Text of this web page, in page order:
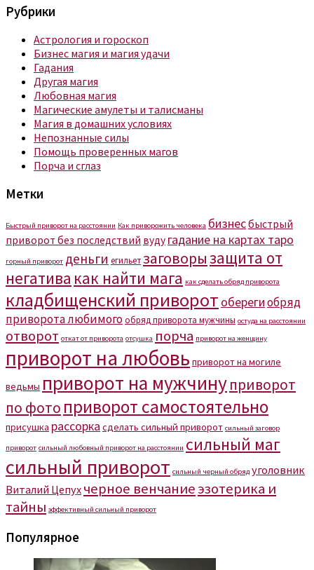
Рубрики
Астрология и гороскоп
Бизнес магия и магия удачи
Гадания
Другая магия
Любовная магия
Магические амулеты и талисманы
Магия в домашних условиях
Непознанные силы
Помощь проверенных магов
Порча и сглаз
Метки
Быстрый приворот на расстоянии Как приворожить человека бизнесбыстрый
приворот без последствий вуду гадание на картах таро
горный приворот деньги егильетзаговорызащита от
негатива как найти мага как сделать обряд приворота
кладбищенский приворот оберегиобряд
приворота любимогообряд приворота мужчины остуда на расстоянии
отворот откат от приворота отсушка порча приворот на женщину
приворот на любовь приворот на могиле
ведьмы приворот на мужчинуприворот
по фото приворот самостоятельно
присушка рассорка сделать сильный приворот сильный заговор
приворот сильный любовный приворот на расстоянии сильный маг
сильный приворот сильный черный обряд уголовник
Виталий Цепух черное венчаниеэзотерика и
тайны эффективный сильный приворот
Популярное